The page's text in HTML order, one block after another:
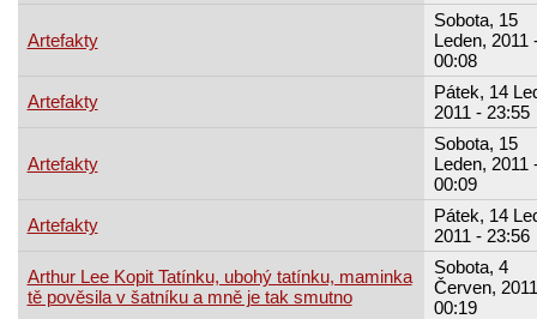
Artefakty
Sobota, 15
Leden, 2011
00:08
Artefakty
Pátek, 14
2011 - 23:55
Artefakty
Sobota, 15
Leden, 2011
00:09
Artefakty
Pátek, 14
2011 - 23:56
Arthur Lee Kopit Tatínku, ubohý tatínku, maminka
tě pověsila v šatníku a mně je tak smutno
Sobota, 4
Červen,
00:19